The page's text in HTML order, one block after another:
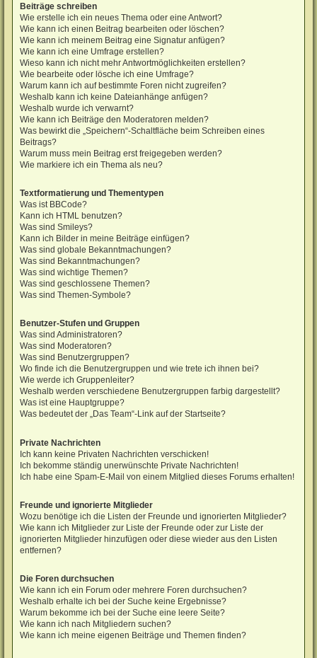
Beiträge schreiben
Wie erstelle ich ein neues Thema oder eine Antwort?
Wie kann ich einen Beitrag bearbeiten oder löschen?
Wie kann ich meinem Beitrag eine Signatur anfügen?
Wie kann ich eine Umfrage erstellen?
Wieso kann ich nicht mehr Antwortmöglichkeiten erstellen?
Wie bearbeite oder lösche ich eine Umfrage?
Warum kann ich auf bestimmte Foren nicht zugreifen?
Weshalb kann ich keine Dateianhänge anfügen?
Weshalb wurde ich verwarnt?
Wie kann ich Beiträge den Moderatoren melden?
Was bewirkt die „Speichern“-Schaltfläche beim Schreiben eines
Beitrags?
Warum muss mein Beitrag erst freigegeben werden?
Wie markiere ich ein Thema als neu?
Textformatierung und Thementypen
Was ist BBCode?
Kann ich HTML benutzen?
Was sind Smileys?
Kann ich Bilder in meine Beiträge einfügen?
Was sind globale Bekanntmachungen?
Was sind Bekanntmachungen?
Was sind wichtige Themen?
Was sind geschlossene Themen?
Was sind Themen-Symbole?
Benutzer-Stufen und Gruppen
Was sind Administratoren?
Was sind Moderatoren?
Was sind Benutzergruppen?
Wo finde ich die Benutzergruppen und wie trete ich ihnen bei?
Wie werde ich Gruppenleiter?
Weshalb werden verschiedene Benutzergruppen farbig dargestellt?
Was ist eine Hauptgruppe?
Was bedeutet der „Das Team“-Link auf der Startseite?
Private Nachrichten
Ich kann keine Privaten Nachrichten verschicken!
Ich bekomme ständig unerwünschte Private Nachrichten!
Ich habe eine Spam-E-Mail von einem Mitglied dieses Forums erhalten!
Freunde und ignorierte Mitglieder
Wozu benötige ich die Listen der Freunde und ignorierten Mitglieder?
Wie kann ich Mitglieder zur Liste der Freunde oder zur Liste der
ignorierten Mitglieder hinzufügen oder diese wieder aus den Listen
entfernen?
Die Foren durchsuchen
Wie kann ich ein Forum oder mehrere Foren durchsuchen?
Weshalb erhalte ich bei der Suche keine Ergebnisse?
Warum bekomme ich bei der Suche eine leere Seite?
Wie kann ich nach Mitgliedern suchen?
Wie kann ich meine eigenen Beiträge und Themen finden?